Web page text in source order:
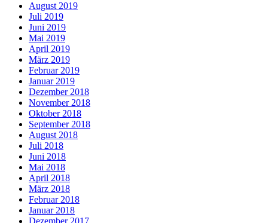
August 2019
Juli 2019
Juni 2019
Mai 2019
April 2019
März 2019
Februar 2019
Januar 2019
Dezember 2018
November 2018
Oktober 2018
September 2018
August 2018
Juli 2018
Juni 2018
Mai 2018
April 2018
März 2018
Februar 2018
Januar 2018
Dezember 2017